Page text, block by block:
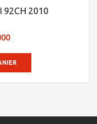
92CH 2010